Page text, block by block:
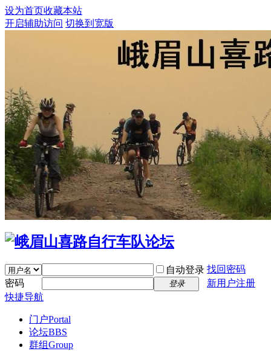
设为首页收藏本站
开启辅助访问 切换到宽版
自动登录 找回密码
密码
登录
新用户注册
快捷导航
门户Portal
论坛BBS
群组Group